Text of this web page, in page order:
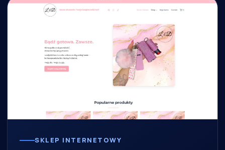
SKLEP INTERNETOWY